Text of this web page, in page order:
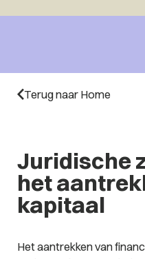
Terug naar Home
Juridische
het
kapitaal
Het aantrekken van